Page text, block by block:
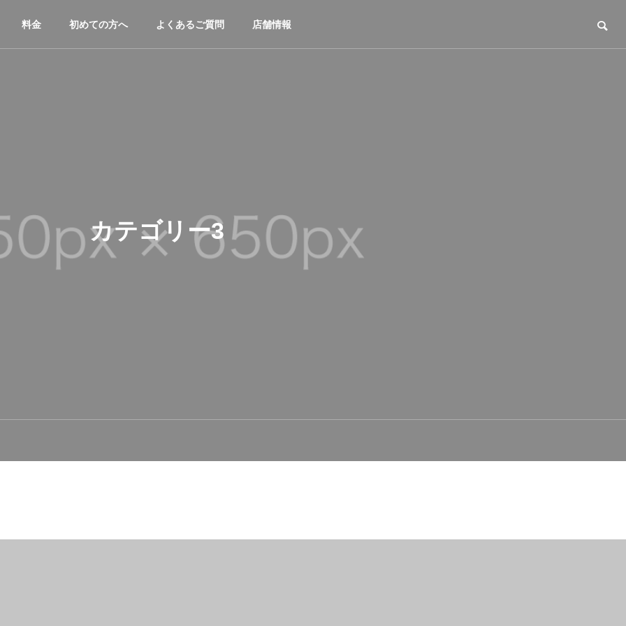
料金 初めての方へ よくあるご質問 店舗情報
カテゴリー3